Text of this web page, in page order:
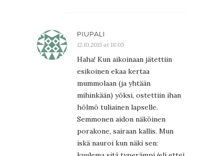
PIUPALI
12.10.2015 at 18:05
Haha! Kun aikoinaan jätettiin
esikoinen ekaa kertaa
mummolaan (ja yhtään
mihinkään) yöksi, ostettiin ihan
hölmö tuliainen lapselle.
Semmonen aidon näköinen
porakone, sairaan kallis. Mun
iskä nauroi kun näki sen: